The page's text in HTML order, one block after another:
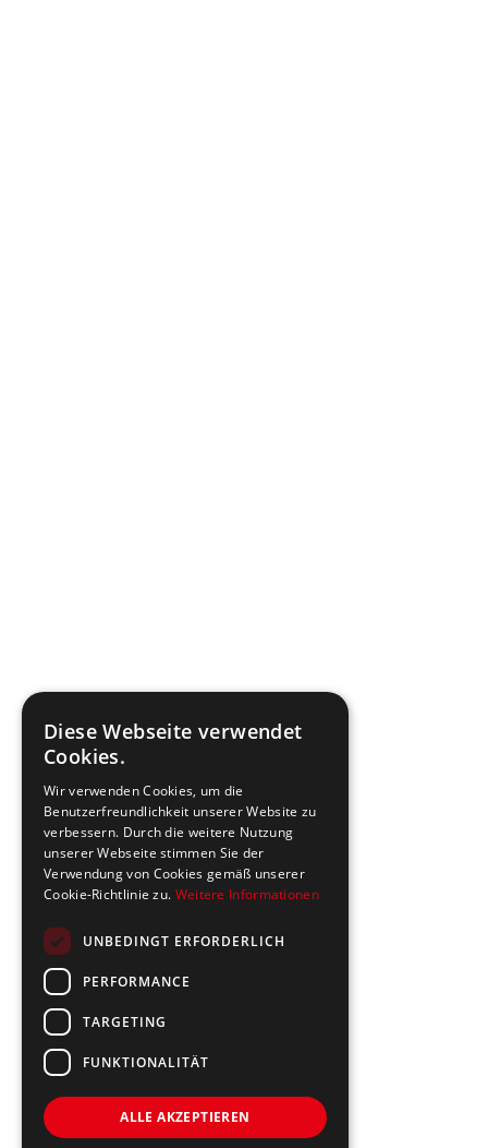
Diese Webseite verwendet
Cookies.
Wir verwenden Cookies, um die
Benutzerfreundlichkeit unserer Website zu
verbessern. Durch die weitere Nutzung
unserer Webseite stimmen Sie der
Verwendung von Cookies gemäß unserer
Cookie-Richtlinie zu. Weitere Informationen
UNBEDINGT ERFORDERLICH
PERFORMANCE
TARGETING
FUNKTIONALITÄT
ALLE AKZEPTIEREN